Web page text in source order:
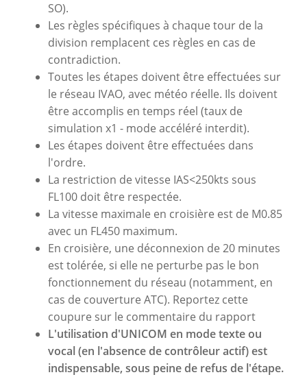
SO).
Les règles spécifiques à chaque tour de la
division remplacent ces règles en cas de
contradiction.
Toutes les étapes doivent être effectuées sur
le réseau IVAO, avec météo réelle. Ils doivent
être accomplis en temps réel (taux de
simulation x1 - mode accéléré interdit).
Les étapes doivent être effectuées dans
l'ordre.
La restriction de vitesse IAS<250kts sous
FL100 doit être respectée.
La vitesse maximale en croisière est de M0.85
avec un FL450 maximum.
En croisière, une déconnexion de 20 minutes
est tolérée, si elle ne perturbe pas le bon
fonctionnement du réseau (notamment, en
cas de couverture ATC). Reportez cette
coupure sur le commentaire du rapport
L'utilisation d'UNICOM en mode texte ou
vocal (en l'absence de contrôleur actif) est
indispensable, sous peine de refus de l'étape.